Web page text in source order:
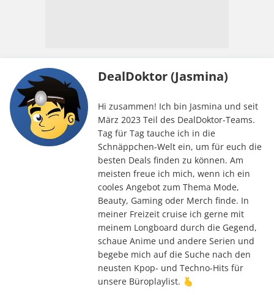
DealDoktor (Jasmina)
Hi zusammen! Ich bin Jasmina und seit
März 2023 Teil des DealDoktor-Teams.
Tag für Tag tauche ich in die
Schnäppchen-Welt ein, um für euch die
besten Deals finden zu können. Am
meisten freue ich mich, wenn ich ein
cooles Angebot zum Thema Mode,
Beauty, Gaming oder Merch finde. In
meiner Freizeit cruise ich gerne mit
meinem Longboard durch die Gegend,
schaue Anime und andere Serien und
begebe mich auf die Suche nach den
neusten Kpop- und Techno-Hits für
unsere Büroplaylist. 🫰